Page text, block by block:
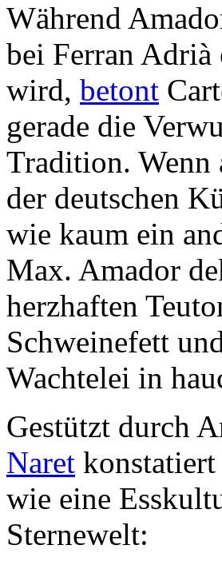
Während
bei Ferran Adrià
wird, betont
gerade die
Tradition. Wenn
der deutschen
wie kaum ein
Max. Amador
herzhaften
Schweinefett
Wachtelei in
Gestützt durch
Naret konstatiert
wie eine
Sternewelt: